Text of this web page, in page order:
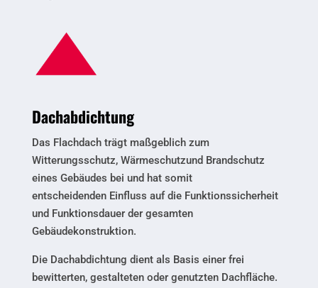
Dachabdichtung
Das Flachdach trägt maßgeblich zum
Witterungsschutz, Wärmeschutzund Brandschutz
eines Gebäudes bei und hat somit
entscheidenden Einfluss auf die Funktionssicherheit
und Funktionsdauer der gesamten
Gebäudekonstruktion.
Die Dachabdichtung dient als Basis einer frei
bewitterten, gestalteten oder genutzten Dachfläche.